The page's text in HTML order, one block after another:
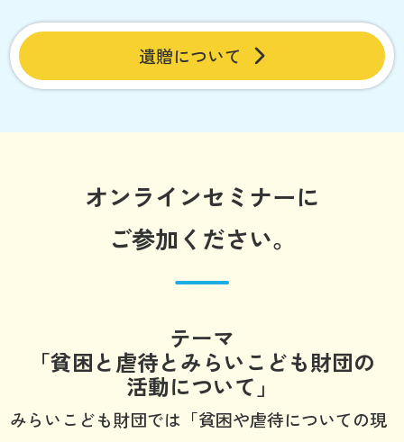
遺贈について
オンラインセミナーに
ご参加ください。
テーマ
「貧困と虐待とみらいこども財団の
活動について」
みらいこども財団では「貧困や虐待についての現